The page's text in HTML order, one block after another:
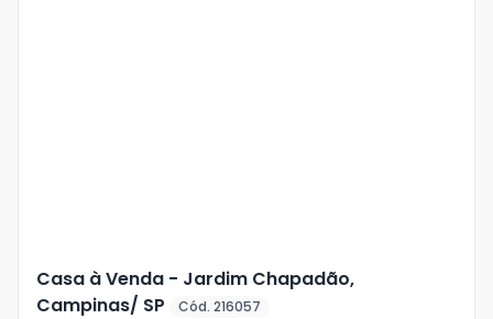
Casa à Venda - Jardim Chapadão,
Campinas/ SP
Cód. 216057